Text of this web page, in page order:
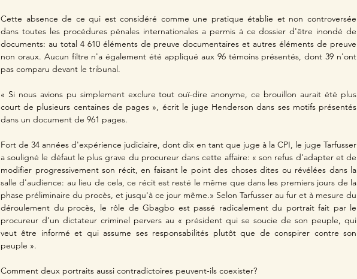
Cette absence de ce qui est considéré comme une pratique établie et non controversée
dans toutes les procédures pénales internationales a permis à ce dossier d'être inondé de
documents: au total 4 610 éléments de preuve documentaires et autres éléments de preuve
non oraux. Aucun filtre n'a également été appliqué aux 96 témoins présentés, dont 39 n'ont
pas comparu devant le tribunal.
« Si nous avions pu simplement exclure tout ouï-dire anonyme, ce brouillon aurait été plus
court de plusieurs centaines de pages », écrit le juge Henderson dans ses motifs présentés
dans un document de 961 pages.
Fort de 34 années d'expérience judiciaire, dont dix en tant que juge à la CPI, le juge Tarfusser
a souligné le défaut le plus grave du procureur dans cette affaire: « son refus d'adapter et de
modifier progressivement son récit, en faisant le point des choses dites ou révélées dans la
salle d'audience: au lieu de cela, ce récit est resté le même que dans les premiers jours de la
phase préliminaire du procès, et jusqu'à ce jour même.» Selon Tarfusser au fur et à mesure du
déroulement du procès, le rôle de Gbagbo est passé radicalement du portrait fait par le
procureur d'un dictateur criminel pervers au « président qui se soucie de son peuple, qui
veut être informé et qui assume ses responsabilités plutôt que de conspirer contre son
peuple ».
Comment deux portraits aussi contradictoires peuvent-ils coexister?